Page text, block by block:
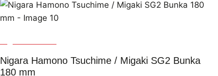
Nigara Hamono Tsuchime / Migaki SG2 Bunka
180 mm